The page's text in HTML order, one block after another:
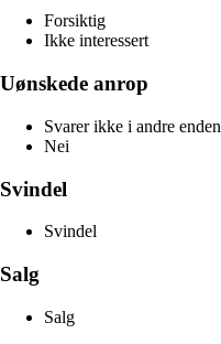
Forsiktig
Ikke interessert
Uønskede anrop
Svarer ikke i andre enden
Nei
Svindel
Svindel
Salg
Salg